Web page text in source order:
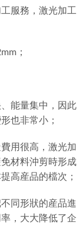
服務，激光加工
；
能量集中，因此
也非常小；
用很高，激光加
材料沖剪時形成
高産品的檔次；
同形狀的産品進
，大大降低了企